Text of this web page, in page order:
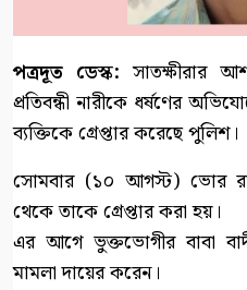
পত্রদূত ডেস্ক: সাতক্ষীরার
প্রতিবন্ধী নারীকে ধর্ষণের
ব্যক্তিকে গ্রেপ্তার করেছে পুলিশ।
সোমবার (১০ আগস্ট) ভোর
থেকে তাকে গ্রেপ্তার করা হয়।
এর আগে ভুক্তভোগীর বাবা
মামলা দায়ের করেন।